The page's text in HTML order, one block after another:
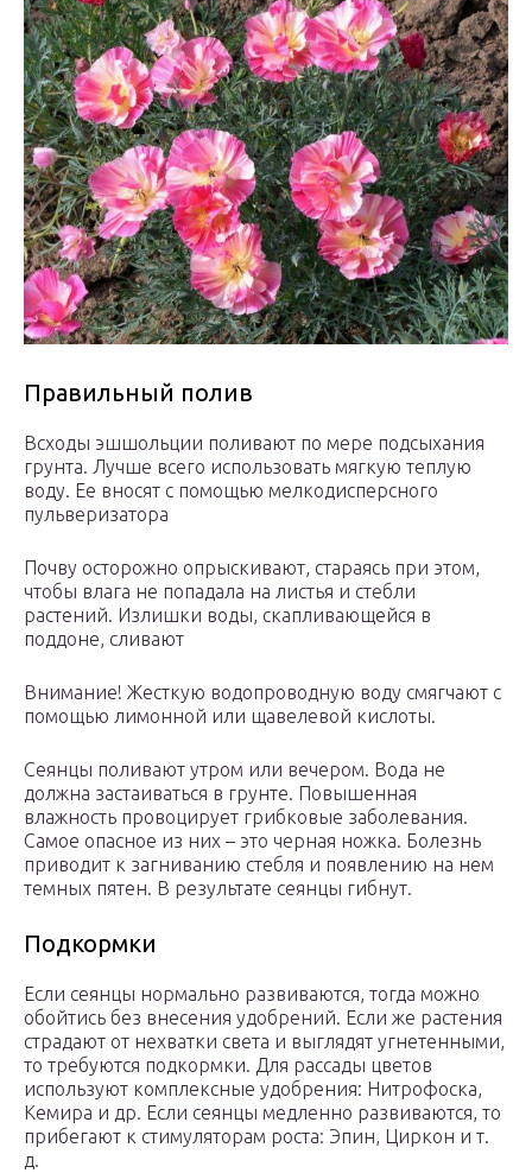
Правильный полив
Всходы эшшольции поливают по мере подсыхания
грунта. Лучше всего использовать мягкую теплую
воду. Ее вносят с помощью мелкодисперсного
пульверизатора
Почву осторожно опрыскивают, стараясь при этом,
чтобы влага не попадала на листья и стебли
растений. Излишки воды, скапливающейся в
поддоне, сливают
Внимание! Жесткую водопроводную воду смягчают с
помощью лимонной или щавелевой кислоты.
Сеянцы поливают утром или вечером. Вода не
должна застаиваться в грунте. Повышенная
влажность провоцирует грибковые заболевания.
Самое опасное из них – это черная ножка. Болезнь
приводит к загниванию стебля и появлению на нем
темных пятен. В результате сеянцы гибнут.
Подкормки
Если сеянцы нормально развиваются, тогда можно
обойтись без внесения удобрений. Если же растения
страдают от нехватки света и выглядят угнетенными,
то требуются подкормки. Для рассады цветов
используют комплексные удобрения: Нитрофоска,
Кемира и др. Если сеянцы медленно развиваются, то
прибегают к стимуляторам роста: Эпин, Циркон и т.
д.